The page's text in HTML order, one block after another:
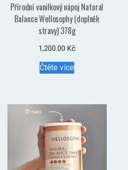
Přírodní vanilkový nápoj Natural
Balance Wellosophy (doplněk
stravy) 378g
1,200.00 Kč
Čtěte více